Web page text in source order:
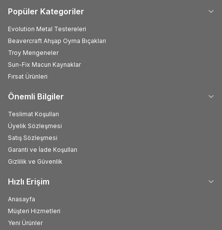
Popüler Kategoriler
Evolution Metal Testereleri
Beavercraft Ahşap Oyma Bıçakları
Troy Mengeneler
Sun-Fix Macun Kaynaklar
Fırsat Ürünleri
Önemli Bilgiler
Teslimat Koşulları
Üyelik Sözleşmesi
Satış Sözleşmesi
Garanti ve İade Koşulları
Gizlilik ve Güvenlik
Hızlı Erişim
Anasayfa
Müşteri Hizmetleri
Yeni Ürünler